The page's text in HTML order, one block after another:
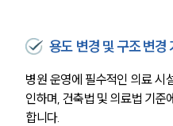
용도 변경 및 구조 변경
병원 운영에 필수적인 의료 시
인하며, 건축법 및 의료법 기준
합니다.